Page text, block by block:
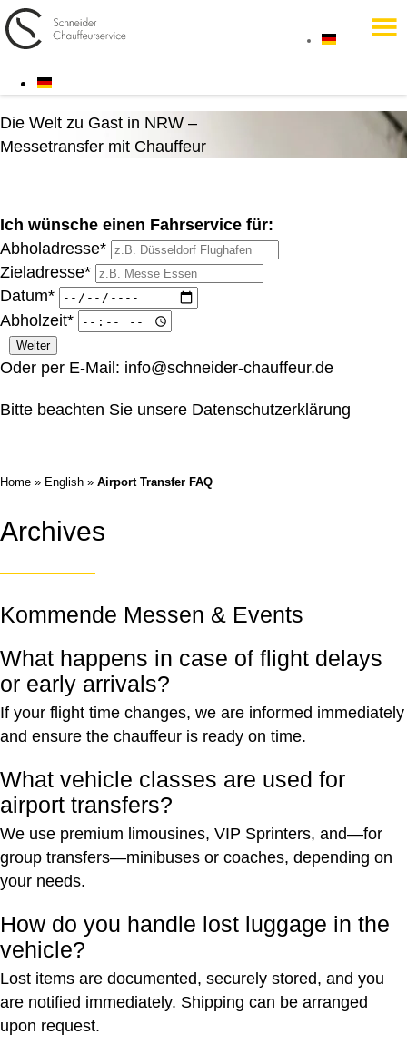
Die Welt zu Gast in NRW –
Messetransfer mit Chauffeur
Ich wünsche einen Fahrservice für:
Abholadresse*
Zieladresse*
Datum*
Abholzeit*
Oder per E-Mail: info@schneider-chauffeur.de
Bitte beachten Sie unsere Datenschutzerklärung
Home » English » Airport Transfer FAQ
Archives
Kommende Messen & Events
What happens in case of flight delays
or early arrivals?
If your flight time changes, we are informed immediately
and ensure the chauffeur is ready on time.
What vehicle classes are used for
airport transfers?
We use premium limousines, VIP Sprinters, and—for
group transfers—minibuses or coaches, depending on
your needs.
How do you handle lost luggage in the
vehicle?
Lost items are documented, securely stored, and you
are notified immediately. Shipping can be arranged
upon request.